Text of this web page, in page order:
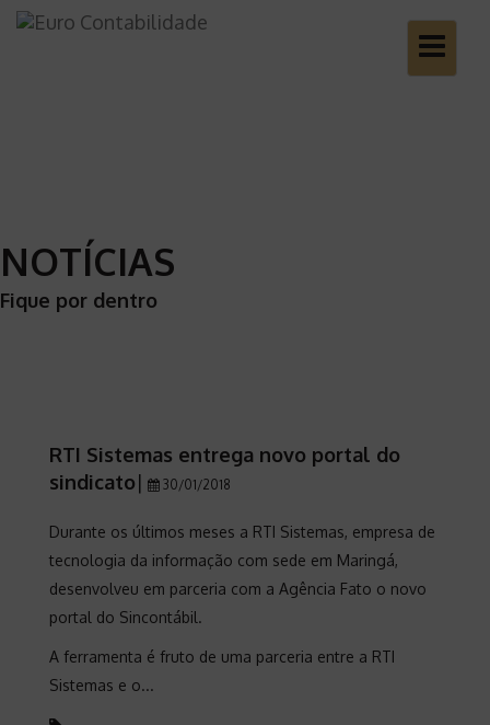
Toggle
NOTÍCIAS
Fique por dentro
RTI Sistemas entrega novo portal do
sindicato| 30/01/2018
Durante os últimos meses a RTI Sistemas, empresa de
tecnologia da informação com sede em Maringá,
desenvolveu em parceria com a Agência Fato o novo
portal do Sincontábil.
A ferramenta é fruto de uma parceria entre a RTI
Sistemas e o...